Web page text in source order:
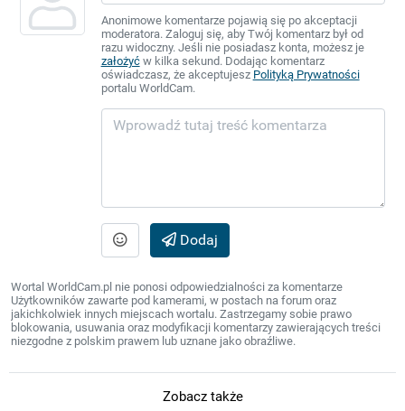
Anonimowe komentarze pojawią się po akceptacji
moderatora. Zaloguj się, aby Twój komentarz był od
razu widoczny. Jeśli nie posiadasz konta, możesz je
założyćw kilka sekund. Dodając komentarz
oświadczasz, że akceptujesz Polityką Prywatności
portalu WorldCam.
Dodaj
Wortal WorldCam.pl nie ponosi odpowiedzialności za komentarze
Użytkowników zawarte pod kamerami, w postach na forum oraz
jakichkolwiek innych miejscach wortalu. Zastrzegamy sobie prawo
blokowania, usuwania oraz modyfikacji komentarzy zawierających treści
niezgodne z polskim prawem lub uznane jako obraźliwe.
Zobacz także